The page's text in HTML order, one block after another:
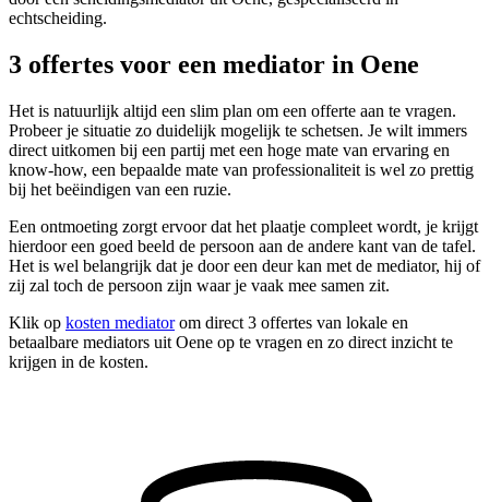
echtscheiding.
3 offertes voor een mediator in Oene
Het is natuurlijk altijd een slim plan om een offerte aan te vragen.
Probeer je situatie zo duidelijk mogelijk te schetsen. Je wilt immers
direct uitkomen bij een partij met een hoge mate van ervaring en
know-how, een bepaalde mate van professionaliteit is wel zo prettig
bij het beëindigen van een ruzie.
Een ontmoeting zorgt ervoor dat het plaatje compleet wordt, je krijgt
hierdoor een goed beeld de persoon aan de andere kant van de tafel.
Het is wel belangrijk dat je door een deur kan met de mediator, hij of
zij zal toch de persoon zijn waar je vaak mee samen zit.
Klik op kosten mediatorom direct 3 offertes van lokale en
betaalbare mediators uit Oene op te vragen en zo direct inzicht te
krijgen in de kosten.